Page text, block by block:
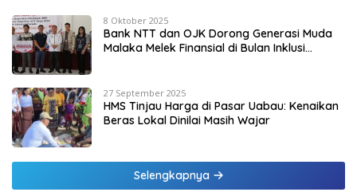
8 Oktober 2025
Bank NTT dan OJK Dorong Generasi Muda
Malaka Melek Finansial di Bulan Inklusi
27 September 2025
HMS Tinjau Harga di Pasar Uabau: Kenaikan
Beras Lokal Dinilai Masih Wajar
Selengkapnya